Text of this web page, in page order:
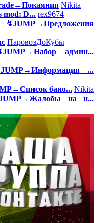
Nikita
mod: D... rex9674
ПаровозДоКубы
админ...
...
бано... Nikita
на н...